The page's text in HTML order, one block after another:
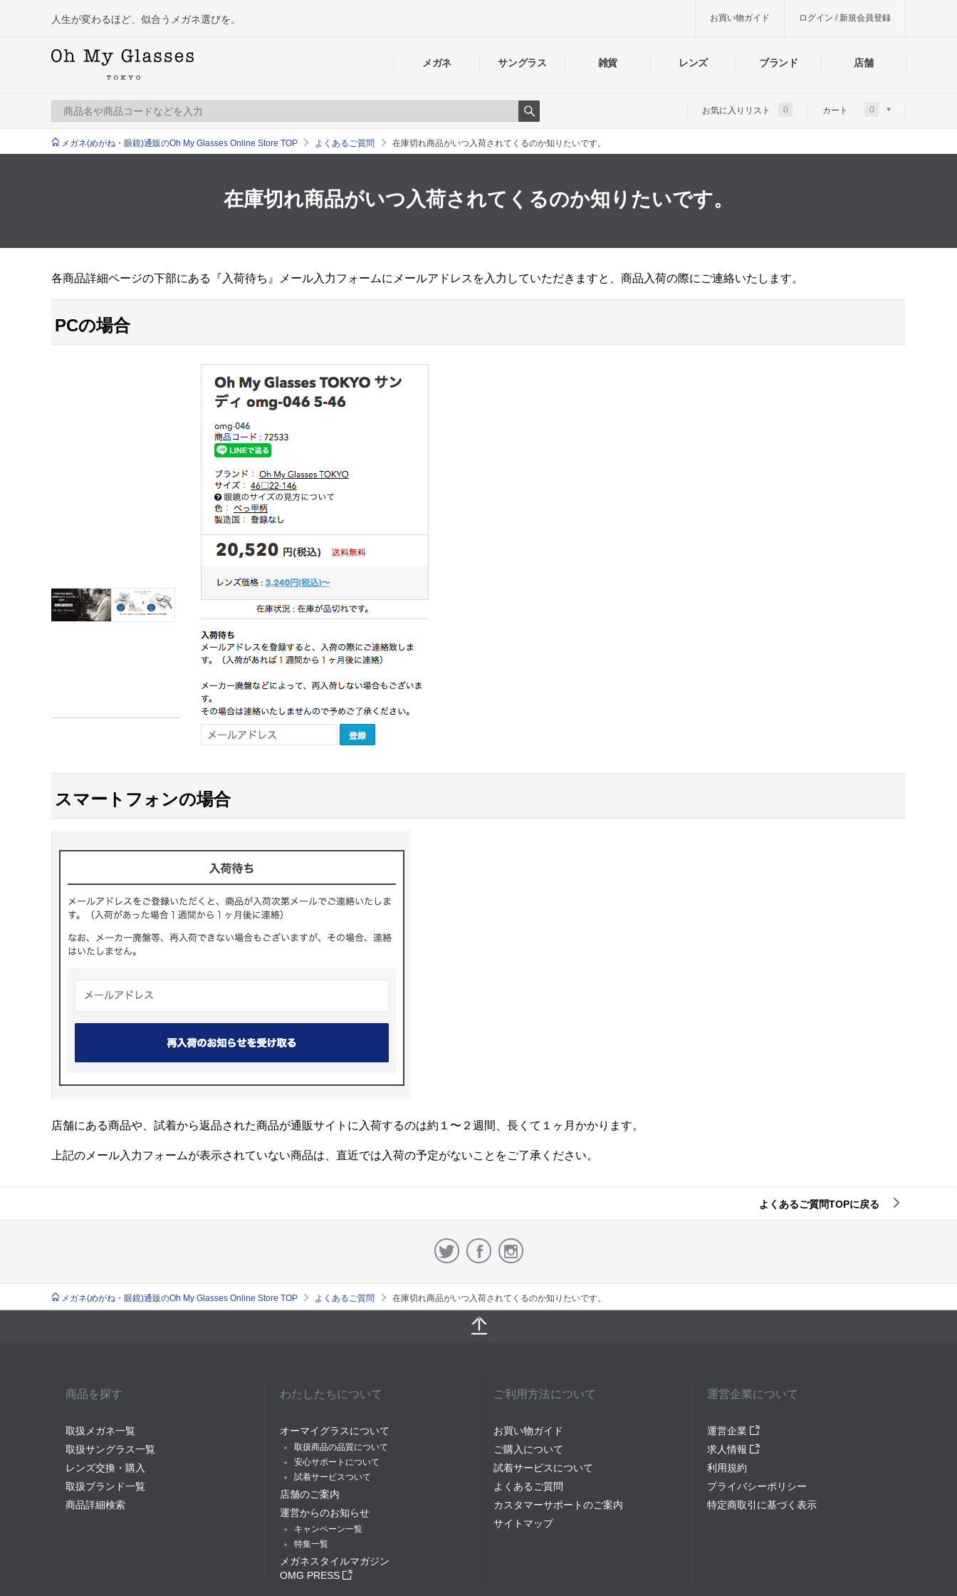
メガネ サングラス 雑貨 レンズ ブランド 店舗
人生が変わるほど、似合うメガネ選びを。 お買い物ガイド ログイン / 新規会員登録
Search
お気に入りリスト 0 カート 0
メガネ(めがね・眼鏡)通販のOh My Glasses Online Store TOP よくあるご質問 在庫切れ商品がいつ入荷されてくるのか知りたいです。
在庫切れ商品がいつ入荷されてくるのか知りたいです。
各商品詳細ページの下部にある『入荷待ち』メール入力フォームにメールアドレスを入力していただきますと、商品入荷の際にご連絡いたします。
PCの場合
スマートフォンの場合
店舗にある商品や、試着から返品された商品が通販サイトに入荷するのは約１〜２週間、長くて１ヶ月かかります。
上記のメール入力フォームが表示されていない商品は、直近では入荷の予定がないことをご了承ください。
よくあるご質問TOPに戻る
メガネ(めがね・眼鏡)通販のOh My Glasses Online Store TOP よくあるご質問 在庫切れ商品がいつ入荷されてくるのか知りたいです。
商品を探す
取扱メガネ一覧
取扱サングラス一覧
レンズ交換・購入
取扱ブランド一覧
商品詳細検索
わたしたちについて
オーマイグラスについて
取扱商品の品質について
安心サポートについて
試着サービスついて
店舗のご案内
運営からのお知らせ
キャンペーン一覧
特集一覧
メガネスタイルマガジン
OMG PRESS
ご利用方法について
お買い物ガイド
ご購入について
試着サービスについて
よくあるご質問
カスタマーサポートのご案内
サイトマップ
運営企業について
運営企業
求人情報
利用規約
プライバシーポリシー
特定商取引に基づく表示